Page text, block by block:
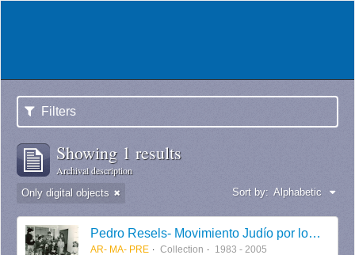
Filters
Showing 1 results
Archival description
Only digital objects Sort by: Alphabetic
Pedro Resels- Movimiento Judío por los Derechos Humanos
AR- MA- PRE Collection 1983 - 2005